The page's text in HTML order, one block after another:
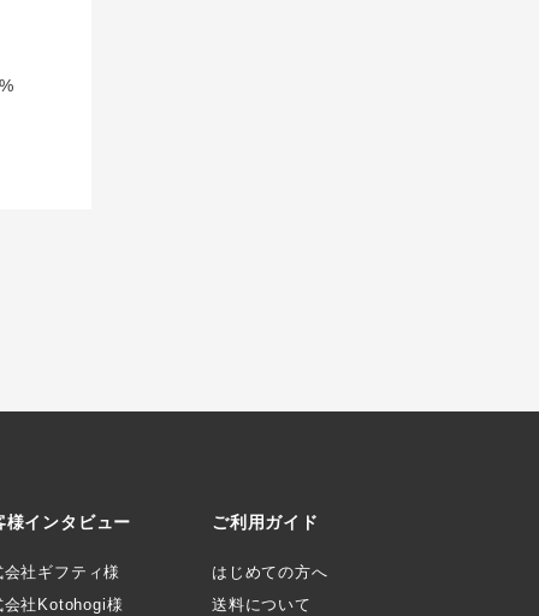
様インタビュー
会社ギフティ様
会社Kotohogi様
ご利用ガイド
はじめての方へ
送料について